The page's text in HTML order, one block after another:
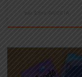
Edna GUCCIA